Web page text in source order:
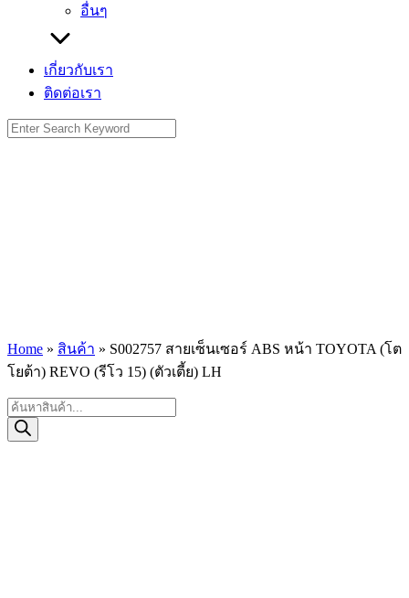
อื่นๆ
เกี่ยวกับเรา
ติดต่อเรา
Search
for:
Home » สินค้า » S002757 สายเซ็นเซอร์ ABS หน้า TOYOTA (โต
โยต้า) REVO (รีโว 15) (ตัวเตี้ย) LH
Products
search